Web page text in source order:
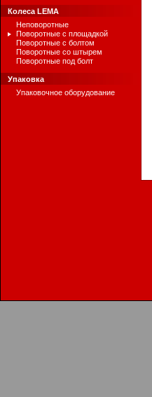
Колеса LEMA
Неповоротные
Поворотные с площадкой
Поворотные с болтом
Поворотные со штырем
Поворотные под болт
Упаковка
Упаковочное оборудование